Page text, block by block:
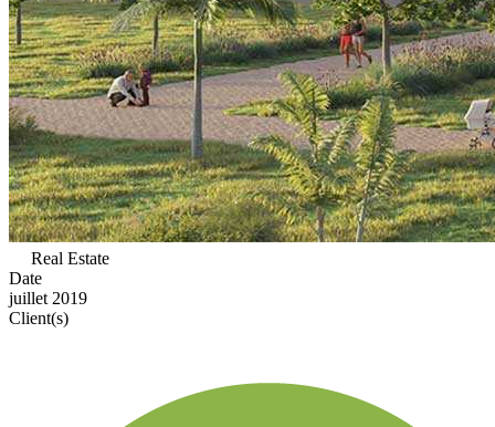
Real Estate
Date
juillet 2019
Client(s)